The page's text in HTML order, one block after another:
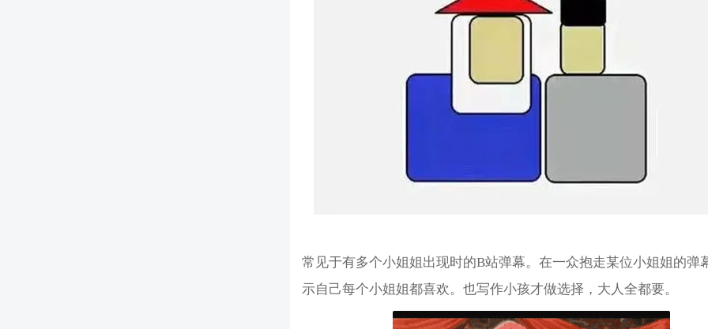
常见于有多个小姐姐出现时的B站弹幕。在一众抱走某位小姐姐的弹
示自己每个小姐姐都喜欢。也写作小孩才做选择，大人全都要。